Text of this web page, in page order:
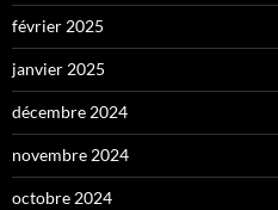
février 2025
janvier 2025
décembre 2024
novembre 2024
octobre 2024